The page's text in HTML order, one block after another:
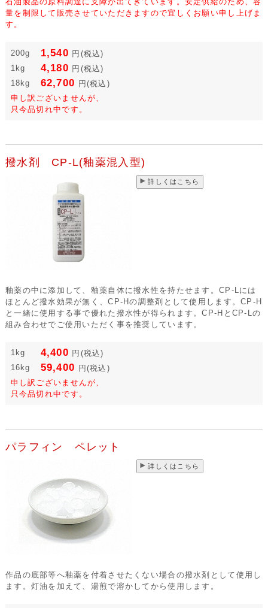
量を制限して販売させていただきますので宜しくお願い申し上げま
す。
200g 1,540 円 (税込)
1kg
4,180 円 (税込)
18kg
62,700 円 (税込)
申し訳ございませんが、
只今品切れ中です。
撥水剤 CP-L(釉薬混入型)
詳しくはこちら
釉薬の中に添加して、釉薬自体に撥水性を持たせます。CP-Lには
ほとんど撥水効果が無く、CP-Hの調整剤として使用します。CP-H
と一緒に使用する事で優れた撥水性が得られます。CP-HとCP-Lの
組み合わせでご使用いただく事を推奨しています。
1kg 4,400 円 (税込)
16kg
59,400 円 (税込)
申し訳ございませんが、
只今品切れ中です。
パラフィン ペレット
詳しくはこちら
作品の底部等へ釉薬を付着させたくない場合の撥水剤として使用し
ます。灯油を加えて、湯煎で溶かしてから使用します。